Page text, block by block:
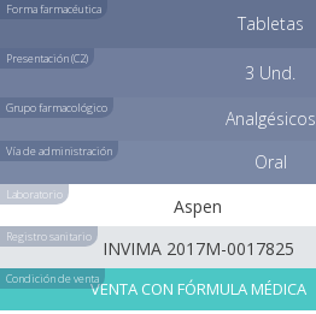
Forma farmacéutica
Tabletas
Presentación (C2)
3 Und.
Grupo farmacológico Analgésicos
Vía de administración Oral
Laboratorio
Aspen
Registro sanitario
INVIMA 2017M-0017825
Condición de ventaVENTA CON FÓRMULA MÉDICA